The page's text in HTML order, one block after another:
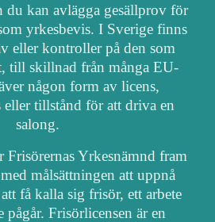
du kan avlägga gesällprov för
yrkesbevis. I Sverige finns
eller kontroller på den som
till skillnad från många EU-
någon form av licens,
tillstånd för att driva en
salong.
Yrkesnämnd fram
målsättningen att uppnå
få kalla sig frisör, ett arbete
pågår. Frisörlicensen är en